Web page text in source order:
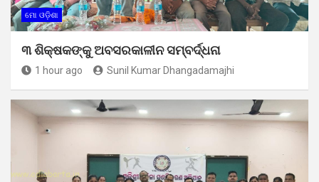
ମୋ ଓଡ଼ିଶା
୩ ଶିକ୍ଷକଙ୍କୁ ଅବସରକାଳୀନ ସମ୍ବର୍ଦ୍ଧନା
1 hour ago Sunil Kumar Dhangadamajhi